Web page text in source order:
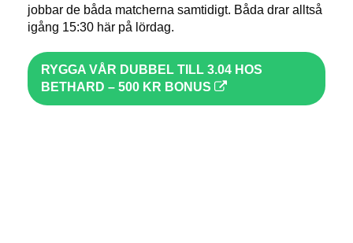
jobbar de båda matcherna samtidigt. Båda drar alltså
igång 15:30 här på lördag.
RYGGA VÅR DUBBEL TILL 3.04 HOS
BETHARD – 500 KR BONUS